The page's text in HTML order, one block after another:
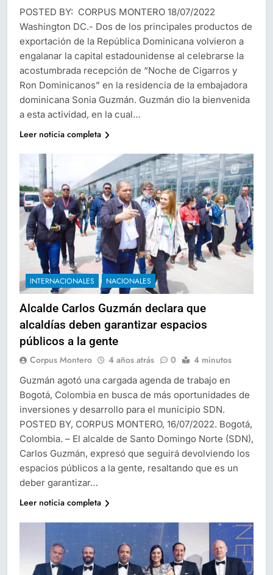
POSTED BY: CORPUS MONTERO 18/07/2022
Washington DC.- Dos de los principales productos de
exportación de la República Dominicana volvieron a
engalanar la capital estadounidense al celebrarse la
acostumbrada recepción de “Noche de Cigarros y
Ron Dominicanos” en la residencia de la embajadora
dominicana Sonia Guzmán. Guzmán dio la bienvenida
a esta actividad, en la cual…
Leer noticia completa
INTERNACIONALES NACIONALES
Alcalde Carlos Guzmán declara que
alcaldías deben garantizar espacios
públicos a la gente
Corpus Montero 4 años atrás 0 4 minutos
Guzmán agotó una cargada agenda de trabajo en
Bogotá, Colombia en busca de más oportunidades de
inversiones y desarrollo para el municipio SDN.
POSTED BY, CORPUS MONTERO, 16/07/2022. Bogotá,
Colombia. – El alcalde de Santo Domingo Norte (SDN),
Carlos Guzmán, expresó que seguirá devolviendo los
espacios públicos a la gente, resaltando que es un
deber garantizar…
Leer noticia completa